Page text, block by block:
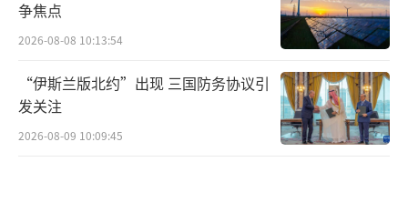
争焦点
2026-08-08 10:13:54
“伊斯兰版北约”出现 三国防务协议引
发关注
2026-08-09 10:09:45